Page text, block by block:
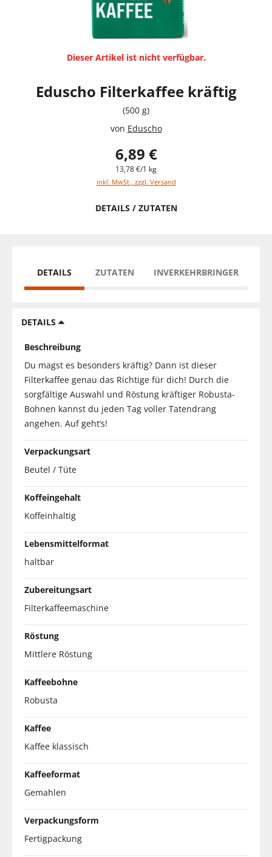
Dieser Artikel ist nicht verfügbar.
Eduscho Filterkaffee kräftig
(500 g)
von Eduscho
6,89 €
13,78 €/1 kg
inkl. MwSt., zzgl. Versand
DETAILS / ZUTATEN
DETAILS ZUTATEN INVERKEHRBRINGER
DETAILS
Beschreibung
Du magst es besonders kräftig? Dann ist dieser
Filterkaffee genau das Richtige für dich! Durch die
sorgfältige Auswahl und Röstung kräftiger Robusta-
Bohnen kannst du jeden Tag voller Tatendrang
angehen. Auf geht‘s!
Verpackungsart
Beutel / Tüte
Koffeingehalt
Koffeinhaltig
Lebensmittelformat
haltbar
Zubereitungsart
Filterkaffeemaschine
Röstung
Mittlere Röstung
Kaffeebohne
Robusta
Kaffee
Kaffee klassisch
Kaffeeformat
Gemahlen
Verpackungsform
Fertigpackung